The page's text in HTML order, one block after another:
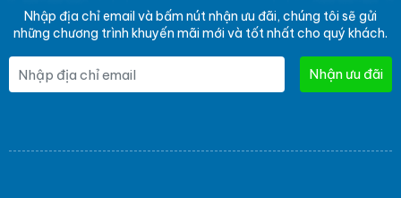
Nhập địa chỉ email và bấm nút nhận ưu đãi, chúng tôi sẽ gửi
những chương trình khuyến mãi mới và tốt nhất cho quý khách.
Nhận ưu đãi